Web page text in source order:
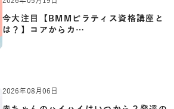
今大注目【BMMピラティス資格講座と
は？】コアからカ…
2026年08月06日